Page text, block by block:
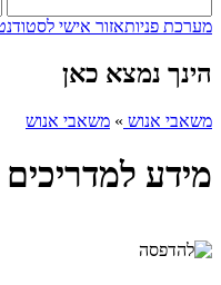
מערכת פניותאזור אישי
הינך נמצא כאן
משאבי אנוש » משאבי אנוש
מידע למדריכים